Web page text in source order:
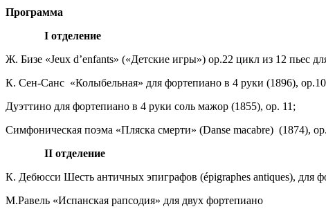
Программа
I отделение
Ж. Бизе «Jeux d’enfants» («Детские игры») ор.22 цикл из 12 пьес
К. Сен-Санс «Колыбельная» для фортепиано в 4 руки (1896),
Дуэттино для фортепиано в 4 руки соль мажор (1855), op. 11;
Симфоническая поэма «Пляска смерти» (Danse macabre) (1874),
II отделение
К. Дебюсси Шесть античных эпиграфов (épigraphes antiques), для
М.Равель «Испанская рапсодия» для двух фортепиано